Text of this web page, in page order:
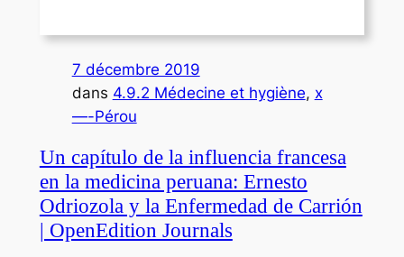
7 décembre 2019
dans 4.9.2 Médecine et hygiène, x
—-Pérou
Un capítulo de la influencia francesa
en la medicina peruana: Ernesto
Odriozola y la Enfermedad de Carrión
| OpenEdition Journals